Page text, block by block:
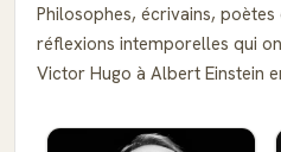
Philosophes, écrivains,
réflexions intemporelles qui
Victor Hugo à Albert Einstein